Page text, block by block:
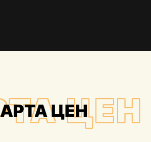
ЦЕН
ЦЕН